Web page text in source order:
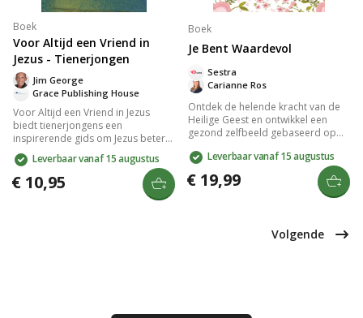
Boek
Voor Altijd een Vriend in
Jezus - Tienerjongen
Grace Publishing House
Jim George
Voor Altijd een Vriend in Jezus
biedt tienerjongens een
inspirerende gids om Jezus beter
te leren kennen en volgen. Dit boek
verkent de kern van het geloof,
moedigt aan tot persoonlijke groei
en helpt bij het ontwikkelen van
een sterke relatie met God. Ideaal
Leverbaar vanaf 15 augustus
€ 10,95
Boek
Je Bent Waardevol
Carianne Ros
Sestra
Ontdek de helende kracht van de
Heilige Geest en ontwikkel een
gezond zelfbeeld gebaseerd op
hoe een negatief zelfbeeld
ontstaat en biedt praktische tips en
opdrachten voor vrouwen om hun
eigenwaarde te hervinden. Perfect
Leverbaar vanaf 15 augustus
€ 19,99
Volgende